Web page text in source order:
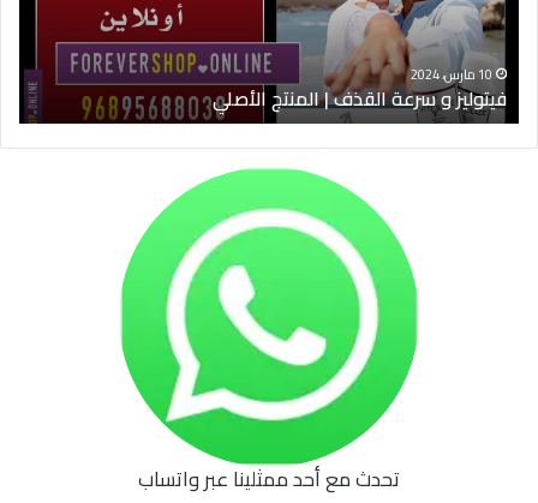
الأصلي
10 مارس، 2024
فيتوليز و سرعة القذف | المنتج الأصلي
تحدث مع أحد ممثلينا عبر واتساب